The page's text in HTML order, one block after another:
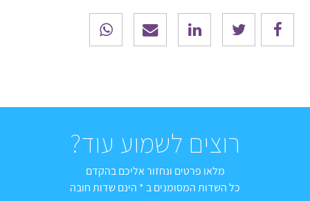
רוצים לשמוע עוד?
מלאו פרטים ונחזור אליכם בהקדם
כל השדות המסומנים ב * הינם שדות חובה